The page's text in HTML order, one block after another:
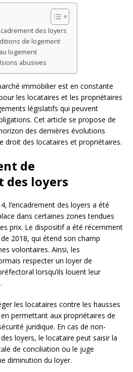
des loyers
de logement
logement
abusives
immobilier est en constante
les locataires et les propriétaires
législatifs qui peuvent
Cet article se propose de
des dernières évolutions
droit des locataires et propriétaires.
de
des loyers
l’encadrement des loyers a été
dans certaines zones tendues
prix. Le dispositif a été récemment
2018, qui étend son champ
volontaires. Ainsi, les
respecter un loyer de
lorsqu’ils louent leur
les locataires contre les hausses
permettant aux propriétaires de
juridique. En cas de non-
loyers, le locataire peut saisir la
de conciliation ou le juge
diminution du loyer.